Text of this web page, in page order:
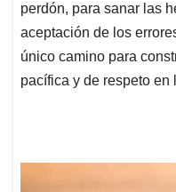
perdón, para sanar las
aceptación de los
único camino para
pacífica y de respeto en